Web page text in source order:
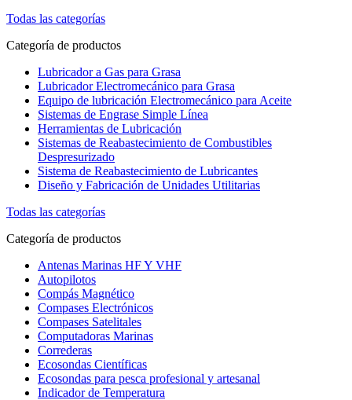
Todas las categorías
Categoría de productos
Lubricador a Gas para Grasa
Lubricador Electromecánico para Grasa
Equipo de lubricación Electromecánico para Aceite
Sistemas de Engrase Simple Línea
Herramientas de Lubricación
Sistemas de Reabastecimiento de Combustibles
Despresurizado
Sistema de Reabastecimiento de Lubricantes
Diseño y Fabricación de Unidades Utilitarias
Todas las categorías
Categoría de productos
Antenas Marinas HF Y VHF
Autopilotos
Compás Magnético
Compases Electrónicos
Compases Satelitales
Computadoras Marinas
Correderas
Ecosondas Científicas
Ecosondas para pesca profesional y artesanal
Indicador de Temperatura